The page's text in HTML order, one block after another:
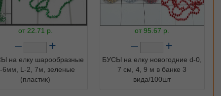
от 22.71 р.
– +
на елку шарообразные
6мм, L-2, 7м, зеленые
(пластик)
от95.67 р.
– +
БУСЫ на елку новогодние d-0,
7 см, 4, 9 м в банке 3
вида/100шт